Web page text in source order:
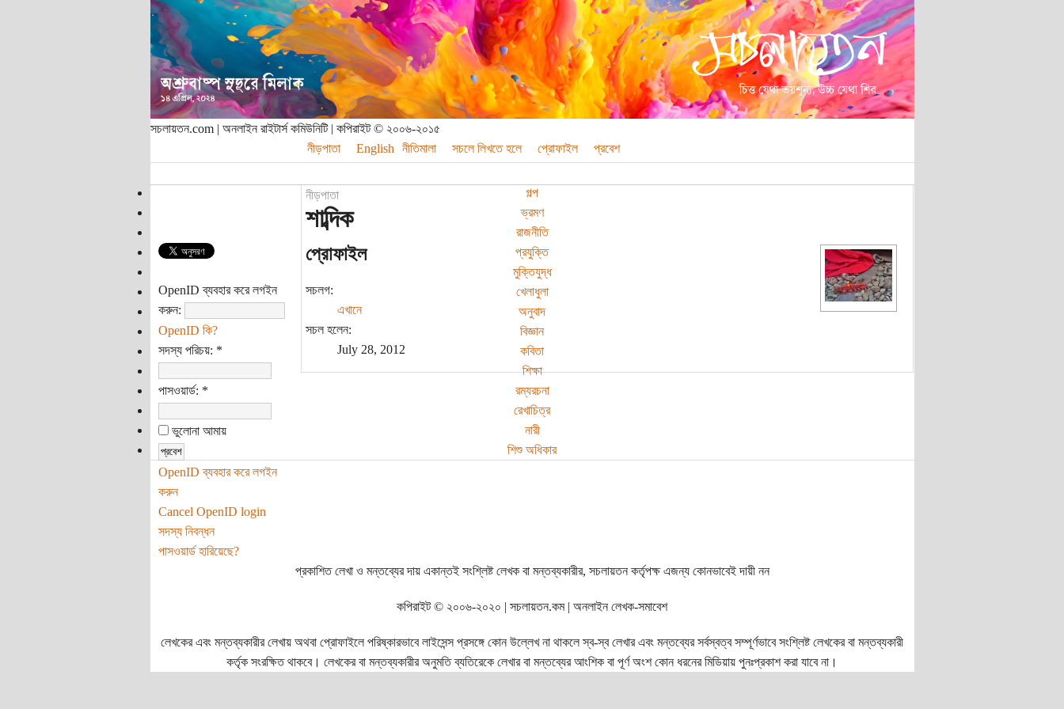
সচলায়তন.com | অনলাইন রাইটার্স কমিউনিটি | কপিরাইট © ২০০৬-২০১৫
নীড়পাতা
English নীতিমালা সচলে লিখতে হলে প্রোফাইল প্রবেশ
গল্প
ভ্রমণ
রাজনীতি
প্রযুক্তি
মুক্তিযুদ্ধ
খেলাধুলা
অনুবাদ
বিজ্ঞান
কবিতা
শিক্ষা
রম্যরচনা
রেখাচিত্র
নারী
শিশু অধিকার
OpenID ব্যবহার করে লগইন
করুন:
OpenID কি?
সদস্য পরিচয়: *
পাসওয়ার্ড: *
ভুলোনা আমায়
OpenID ব্যবহার করে লগইন
করুন
Cancel OpenID login
সদস্য নিবন্ধন
পাসওয়ার্ড হারিয়েছে?
নীড়পাতা
শাব্দিক
প্রোফাইল
সচলগ:
এখানে
সচল হলেন:
July 28, 2012
প্রকাশিত লেখা ও মন্তব্যের দায় একান্তই সংশ্লিষ্ট লেখক বা মন্তব্যকারীর, সচলায়তন কর্তৃপক্ষ এজন্য কোনভাবেই দায়ী নন
কপিরাইট © ২০০৬-২০২০ | সচলায়তন.কম | অনলাইন লেখক-সমাবেশ
লেখকের এবং মন্তব্যকারীর লেখায় অথবা প্রোফাইলে পরিষ্কারভাবে লাইসেন্স প্রসঙ্গে কোন উল্লেখ না থাকলে স্ব-স্ব লেখার এবং মন্তব্যের সর্বস্বত্ব সম্পূর্ণভাবে সংশ্লিষ্ট লেখকের বা মন্তব্যকারী
কর্তৃক সংরক্ষিত থাকবে। লেখকের বা মন্তব্যকারীর অনুমতি ব্যতিরেকে লেখার বা মন্তব্যের আংশিক বা পূর্ণ অংশ কোন ধরনের মিডিয়ায় পুনঃপ্রকাশ করা যাবে না।